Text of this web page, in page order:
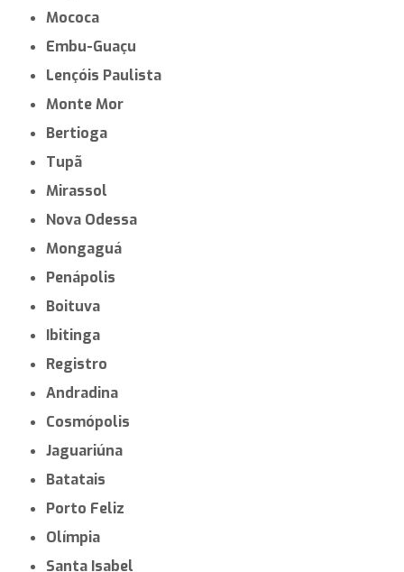
Mococa
Embu-Guaçu
Lençóis Paulista
Monte Mor
Bertioga
Tupã
Mirassol
Nova Odessa
Mongaguá
Penápolis
Boituva
Ibitinga
Registro
Andradina
Cosmópolis
Jaguariúna
Batatais
Porto Feliz
Olímpia
Santa Isabel